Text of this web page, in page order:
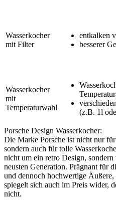
Wasserkocher
mit Filter
entkalken
besserer
Wasserkocher
mit
Temperaturwahl
(z.B. 1l
Porsche Design Wasserkocher:
Die Marke Porsche ist nicht nur
sondern auch für tolle
nicht um ein retro Design,
neusten Generation. Prägnant für
und dennoch hochwertige
spiegelt sich auch im Preis wider,
nicht.